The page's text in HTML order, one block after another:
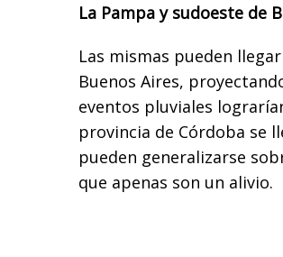
La Pampa y sudoeste de
Las mismas pueden
Buenos Aires,
eventos pluviales
provincia de Córdoba se
pueden generalizarse
que apenas son un alivio.